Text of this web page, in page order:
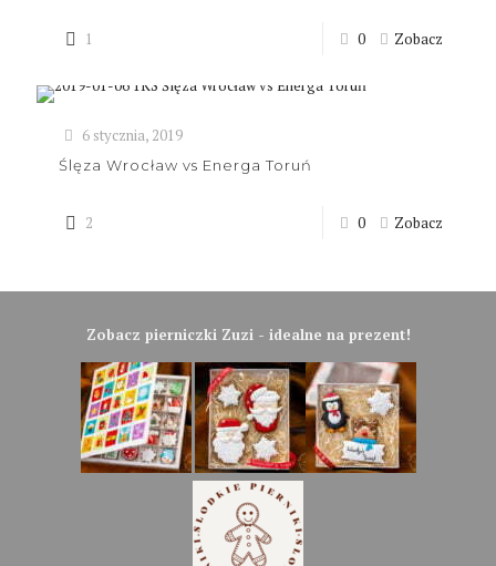
1 0 Zobacz
6 stycznia, 2019
Ślęza Wrocław vs Energa Toruń
2 0 Zobacz
Zobacz pierniczki Zuzi - idealne na prezent!